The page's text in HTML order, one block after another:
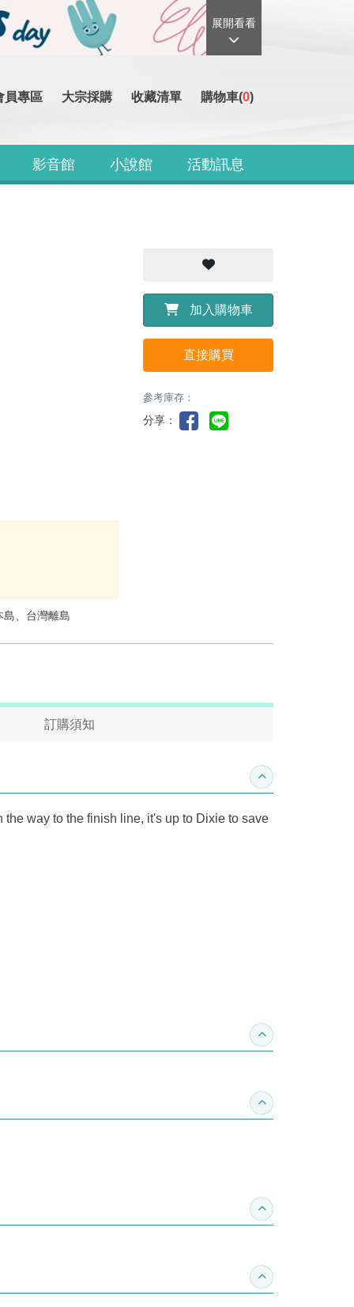
展開看看
員專區 大宗採購 收藏清單 購物車(0)
影音館 小說館 活動訊息
、台灣離島
加入購物車
直接購買
參考庫存：
分享：
訂購須知
收合內容簡介
way to the finish line, it's up to Dixie to save
收合得獎紀錄
收合作家介紹
收合推薦專區
收合訂購須知